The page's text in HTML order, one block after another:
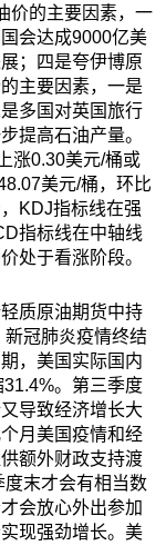
价的主要因素，一
会达成9000亿美
；四是夸伊博原
主要因素，一是
多国对英国旅行
提高石油产量。
涨0.30美元/桶或
美元/桶，环比
KDJ指标线在强
指标线在中轴线
处于看涨阶段。
质原油期货中持
冠肺炎疫情终结
，美国实际国内
。第三季度
导致经济增长大
月美国疫情和经
额外财政支持渡
末才会有相当数
会放心外出参加
现强劲增长。美